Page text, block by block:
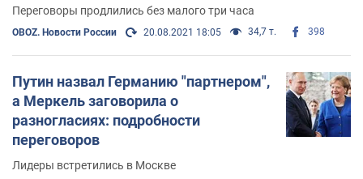
Переговоры продлились без малого три часа
OBOZ. Новости России 20.08.2021 18:05 34,7 т. 398
Путин назвал Германию "партнером",
а Меркель заговорила о
разногласиях: подробности
переговоров
Лидеры встретились в Москве